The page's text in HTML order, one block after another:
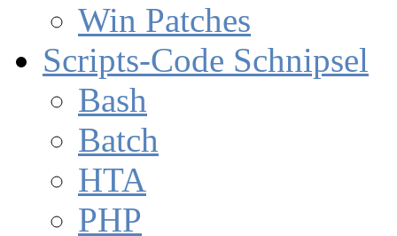
Win Patches
Scripts-Code Schnipsel
Bash
Batch
HTA
PHP